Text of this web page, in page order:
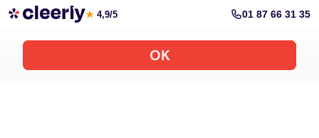
Souscrire aux meilleures SCPI en ligne
★ 4,9/5 01 87 66 31 35